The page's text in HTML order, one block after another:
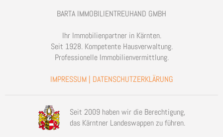
BARTA IMMOBILIENTREUHAND GMBH
Ihr Immobilienpartner in Kärnten.
Seit 1928. Kompetente Hausverwaltung.
Professionelle Immobilienvermittlung.
IMPRESSUM| DATENSCHUTZERKLÄRUNG
Seit 2009 haben wir die Berechtigung,
das Kärntner Landeswappen zu führen.